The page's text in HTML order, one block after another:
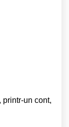
un cont,